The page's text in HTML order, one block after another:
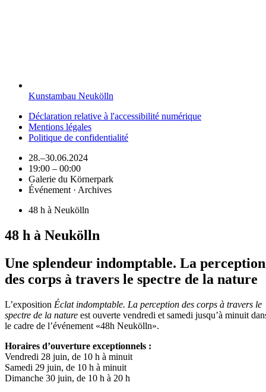
Kunstambau Neukölln
Déclaration relative à l'accessibilité numérique
Mentions légales
Politique de confidentialité
28.–30.06.2024
19:00 – 00:00
Galerie du Körnerpark
Événement · Archives
48 h à Neukölln
48 h à Neukölln
Une splendeur indomptable. La perception
des corps à travers le spectre de la nature
L’exposition Éclat indomptable. La perception des corps à travers le
spectre de la nature est ouverte vendredi et samedi jusqu’à minuit
le cadre de l’événement «48h Neukölln».
Horaires d’ouverture exceptionnels :
Vendredi 28 juin, de 10 h à minuit
Samedi 29 juin, de 10 h à minuit
Dimanche 30 juin, de 10 h à 20 h